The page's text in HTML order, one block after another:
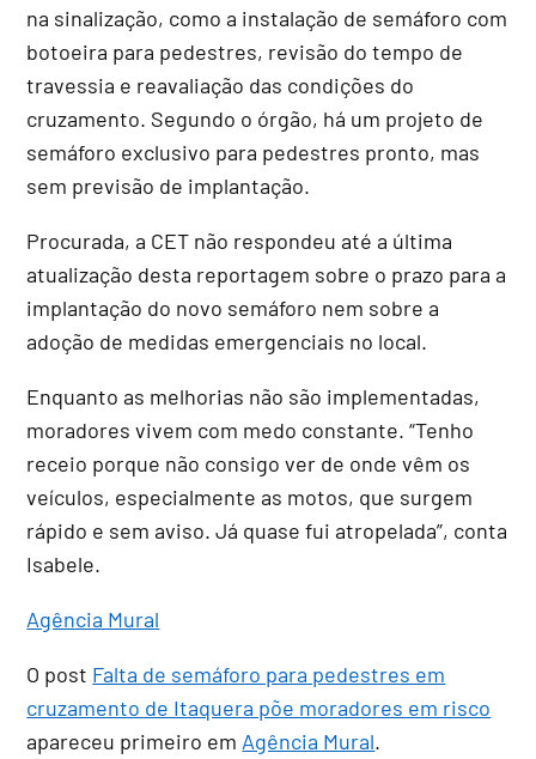
na sinalização, como a instalação de semáforo com
botoeira para pedestres, revisão do tempo de
travessia e reavaliação das condições do
cruzamento. Segundo o órgão, há um projeto de
semáforo exclusivo para pedestres pronto, mas
sem previsão de implantação.
Procurada, a CET não respondeu até a última
atualização desta reportagem sobre o prazo para a
implantação do novo semáforo nem sobre a
adoção de medidas emergenciais no local.
Enquanto as melhorias não são implementadas,
moradores vivem com medo constante. “Tenho
receio porque não consigo ver de onde vêm os
veículos, especialmente as motos, que surgem
rápido e sem aviso. Já quase fui atropelada”, conta
Isabele.
Agência Mural
O post Falta de semáforo para pedestres em
cruzamento de Itaquera põe moradores em risco
apareceu primeiro em Agência Mural.